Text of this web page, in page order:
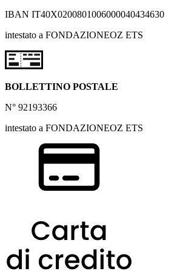
IBAN IT40X0200801006000040434630
intestato a FONDAZIONEOZ ETS
BOLLETTINO POSTALE
N° 92193366
intestato a FONDAZIONEOZ ETS